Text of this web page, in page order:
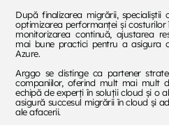
După finalizarea migrării,
optimizarea performanței și costurilor
monitorizarea continuă, ajustarea
mai bune practici pentru a asigura
Azure.
Arggo se distinge ca partener
companiilor, oferind mult mai mult
echipă de experți în soluții cloud și o
asigură succesul migrării în cloud și
ale afacerii.